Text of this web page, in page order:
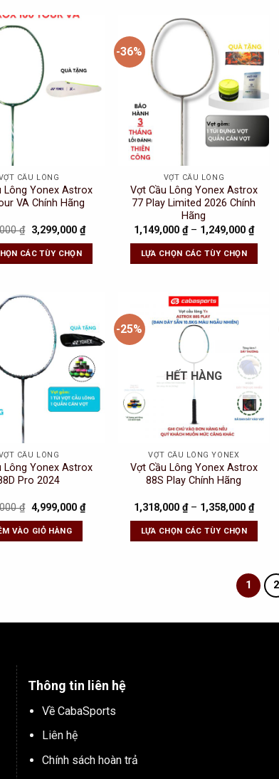
CẦU LÔNG
Lông Yonex Astrox
VA Chính Hãng
₫ Original
price
was:
5,600,000 ₫.
3,299,000 ₫Current
price
CÁC TÙY CHỌN
-36%
Add to
Wishlist
VỢT CẦU LÔNG
Vợt Cầu Lông Yonex Astrox
77 Play Limited 2026 Chính
Hãng
1,149,000 ₫– 1,249,000 ₫
LỰA CHỌN CÁC TÙY CHỌN
Add to
Wishlist
CẦU LÔNG
Lông Yonex Astrox
Pro 2024
₫ Original
price
was:
6,000,000 ₫.
4,999,000 ₫Current
price
VÀO GIỎ HÀNG
-25%
HẾT HÀNG
VỢT CẦU LÔNG YONEX
Vợt Cầu Lông Yonex Astrox
88S Play Chính Hãng
1,318,000 ₫– 1,358,000 ₫
LỰA CHỌN CÁC TÙY CHỌN
1 2
Thông tin liên hệ
Về CabaSports
Liên hệ
Chính sách hoàn trả